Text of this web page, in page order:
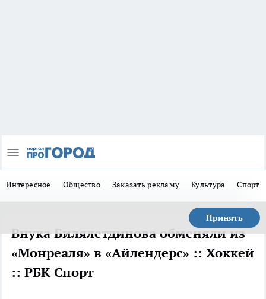
Интересное Общество Заказать рекламу Культура Спорт
Принять
Внука Билялетдинова обменяли из
«Монреаля» в «Айлендерс» :: Хоккей
:: РБК Спорт